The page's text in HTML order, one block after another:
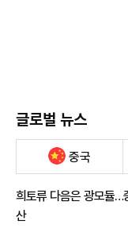
글로벌 뉴스
중국
희토류 다음은 광모듈…
산